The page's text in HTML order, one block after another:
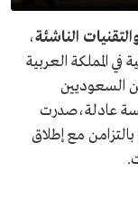
الناشئة،
في المملكة العربية
السعوديين
عادلة،صدرت
في 15 شعبان 1442هـ/28 مارس 2021م بالتزامن مع إطلاق